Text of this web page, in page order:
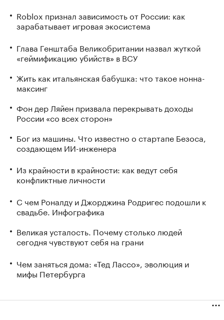
Roblox признал зависимость от России: как
зарабатывает игровая экосистема
Глава Генштаба Великобритании назвал жуткой
«геймификацию убийств» в ВСУ
Жить как итальянская бабушка: что такое нонна-
максинг
Фон дер Ляйен призвала перекрывать доходы
России «со всех сторон»
Бог из машины. Что известно о стартапе Безоса,
создающем ИИ-инженера
Из крайности в крайности: как ведут себя
конфликтные личности
С чем Роналду и Джорджина Родригес подошли к
свадьбе. Инфографика
Великая усталость. Почему столько людей
сегодня чувствуют себя на грани
Чем заняться дома: «Тед Лассо», эволюция и
мифы Петербурга